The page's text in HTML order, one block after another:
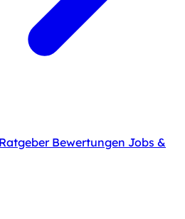
Ratgeber Bewertungen Jobs &